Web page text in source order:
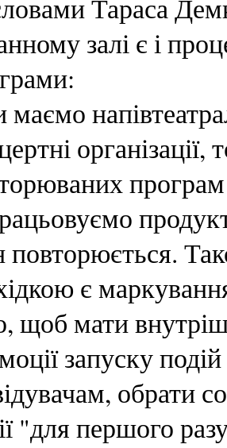
Тараса
залі є і
повторюється.
є
щоб мати
запуску
обрати
"для першого